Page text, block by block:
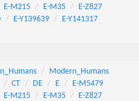
E-M215 E-M35
E-Z827
E-Y139639
E-Y141317
Modern_Humans
CT DE E
E-M5479
E-M215 E-M35
E-Z827